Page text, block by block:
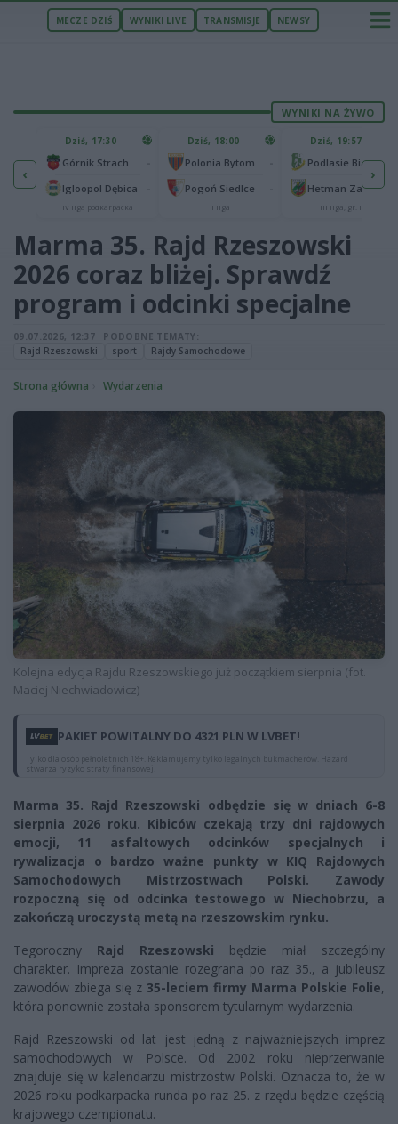
MECZE DZIŚ WYNIKI LIVE TRANSMISJE NEWSY
WYNIKI NA ŻYWO
‹
65
25
Dziś, 17:30
Igloopol Dębica
IV liga podkarpacka
Dziś, 18:00
Polonia Bytom
Pogoń Siedlce
I liga
Dziś, 19:57
Podlasie Biała Podlaska
Hetman Zamość
III liga, gr. IV
›
Marma 35. Rajd Rzeszowski
2026 coraz bliżej. Sprawdź
program i odcinki specjalne
09.07.2026, 12:37
PODOBNE TEMATY:
Rajd Rzeszowski
sport Rajdy Samochodowe
Strona główna Wydarzenia
Kolejna edycja Rajdu Rzeszowskiego już początkiem sierpnia (fot.
Maciej Niechwiadowicz)
PAKIET POWITALNY DO 4321 PLN W LVBET!
Tylko dla osób pełnoletnich 18+. Reklamujemy tylko legalnych bukmacherów. Hazard
stwarza ryzyko straty finansowej.
Marma 35. Rajd Rzeszowski odbędzie się w dniach 6-8
sierpnia 2026 roku. Kibiców czekają trzy dni rajdowych
emocji, 11 asfaltowych odcinków specjalnych i
rywalizacja o bardzo ważne punkty w KIQ Rajdowych
Samochodowych Mistrzostwach Polski. Zawody
rozpoczną się od odcinka testowego w Niechobrzu, a
zakończą uroczystą metą na rzeszowskim rynku.
Tegoroczny Rajd Rzeszowski będzie miał szczególny
charakter. Impreza zostanie rozegrana po raz 35., a jubileusz
zawodów zbiega się z 35-leciem firmy Marma Polskie Folie,
która ponownie została sponsorem tytularnym wydarzenia.
Rajd Rzeszowski od lat jest jedną z najważniejszych imprez
samochodowych w Polsce. Od 2002 roku nieprzerwanie
znajduje się w kalendarzu mistrzostw Polski. Oznacza to, że w
2026 roku podkarpacka runda po raz 25. z rzędu będzie częścią
krajowego czempionatu.